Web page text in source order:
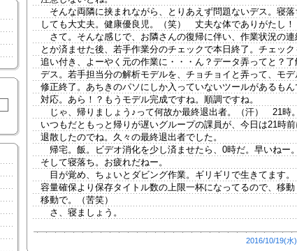
そんな両隣に挟まれながら、とりあえず問題ないデス。寝落
しても大丈夫。健康優良児。（笑） 丈夫な体でありがたし！
さて。そんな感じで、お隣さんの復帰に伴い、作業状況の連
とか済ませた後、若手作業分のチェックで本日終了。チェック
追い付き、よーやく元の作業に・・・ん？データ弄ってと？了
デス。若手担当分の解析モデルを、チョチョイと弄って、モデ
修正終了。あちきのパソにしか入っていないツールがあるもん
対応。あら！？もうモデル完成ですね。順調ですね。
じゃ、帰りましょう♪って何故か最終退出者。（汗） 21時。
いつもだともっと帰りが遅いグループの課員が、今日は21時前
退散したのでね。久々の最終退出者でした。
帰宅。飯。ビデオ消化を少し済ませたら、0時だ。早いねー。
そして寝落ち。お疲れだねー。
目が覚め、ちょいとダビング作業。ギリギリで生きてます。
容量確保より保存タイトル数の上限一杯になってるので、移動
移動で。（苦笑）
さ、寝ましょう。
2016/10/19(水)